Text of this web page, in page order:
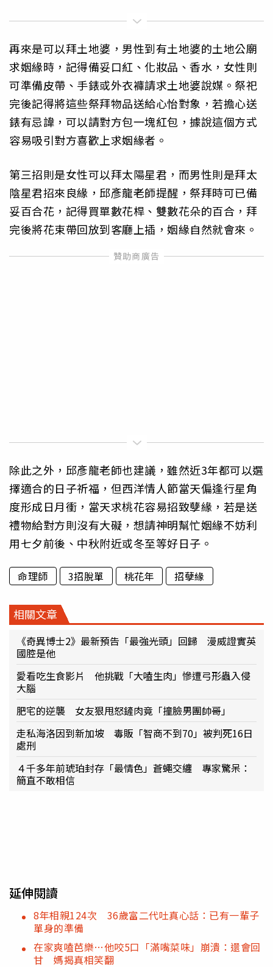
再來是可以拜土地婆，男性到有土地婆的土地公廟
求姻緣時，記得備妥口紅、化妝品、香水，女性則
可準備皮帶、手錶或外衣褲請求土地婆說媒。祭祀
完後記得將這些祭拜物品送給心怡對象，若擔心送
錶有忌諱，可以請對方包一塊紅包，據說這個方式
容易吸引對方喜歡上求姻緣者。
第三招則是女性可以拜太陽星君，而男性則是拜太
陰星君招來良緣，邱彥龍老師提醒，祭拜時可已備
妥百合花，記得買單數花桿、雙數花朵的百合，拜
完後將花束帶回放到客廳上插，姻緣自然就會來。
除此之外，邱彥龍老師也建議，雖然近3年都可以選
擇適合的日子祈福，但西洋情人節當天偏逢行星角
度形成日月衝，當天求桃花容易招致孽緣，若是送
禮物給對方則沒有大礙，想請神明幫忙姻緣不妨利
用七夕前後、中秋附近或冬至等好日子。
命理師 3招脫單 桃花年 招孽緣
相關文章
《奇異博士2》最新預告「最強光頭」回歸 漫威證實英
國腔是他
愛看吃生食影片 他挑戰「大嗑生肉」慘遭弓形蟲入侵
大腦
肥宅的逆襲 女友狠甩怒鏟肉竟「撞臉男團帥哥」
走私海洛因到新加坡 毒販「智商不到70」被判死16日
處刑
４千多年前琥珀封存「最情色」蒼蠅交纏 專家驚呆：
簡直不敢相信
延伸閱讀
8年相親124次 36歲富二代吐真心話：已有一輩子
單身的準備
在家爽嗑芭樂…他咬5口「滿嘴菜味」崩潰：還會回
甘 媽揭真相笑翻